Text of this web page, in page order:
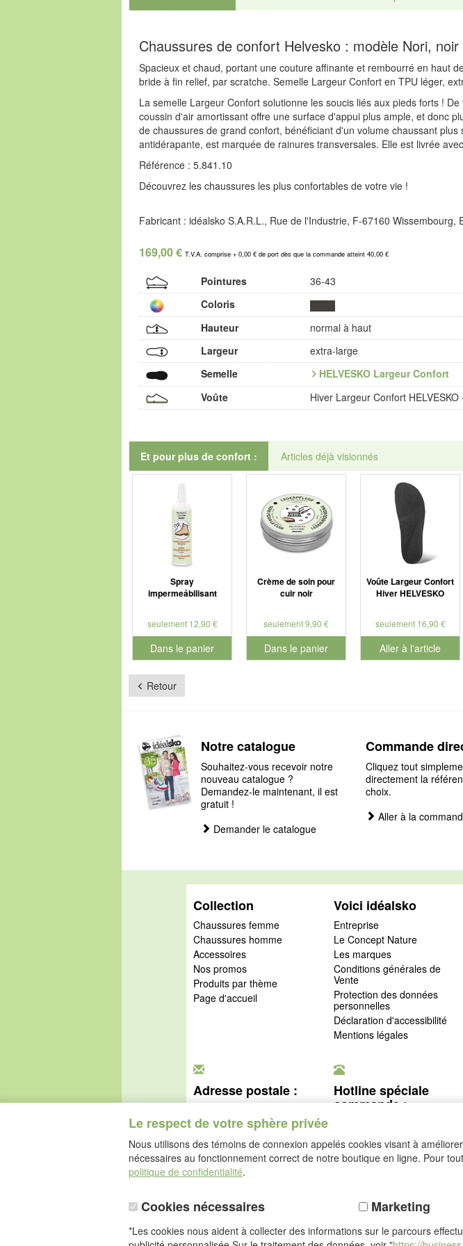
Chaussures de confort Helvesko : modèle Nori, noir
Spacieux et chaud, portant une couture affinante et rembourré en haut
bride à fin relief, par scratche. Semelle Largeur Confort en TPU léger,
La semelle Largeur Confort solutionne les soucis liés aux pieds forts !
coussin d'air amortissant offre une surface d'appui plus ample, et donc
de chaussures de grand confort, bénéficiant d'un volume chaussant
antidérapante, est marquée de rainures transversales. Elle est livrée
Référence : 5.841.10
Découvrez les chaussures les plus confortables de votre vie !
Fabricant : idéalsko S.A.R.L., Rue de l'Industrie, F-67160 Wissembourg,
169,00 € T.V.A. comprise + 0,00 € de port dès que la commande atteint 40,00 €
Pointures
36-43
Coloris
Hauteur
normal à haut
Largeur
extra-large
Semelle
HELVESKO Largeur Confort
Voûte
Hiver Largeur Confort
Et pour plus de confort : Articles déjà visionnés
Spray
impermeábilisant
seulement 12,90 €
Dans le panier
pour le numéro de produit 901126
Crème de soin pour
cuir noir
seulement 9,90 €
Dans le panier
pour le numéro de produit 901187
Voûte Largeur Confort
Hiver HELVESKO
seulement 16,90 €
Aller à l'article
Retour
Le respect de votre sphère privée
Nous utilisons des témoins de connexion appelés cookies visant à
nécessaires au fonctionnement correct de notre boutique en ligne. Pour
politique de confidentialité.
Cookies nécessaires Marketing
*Les cookies nous aident à collecter des informations sur le parcours
Notre catalogue
Souhaitez-vous recevoir notre
nouveau catalogue ?
Demandez-le maintenant, il est
gratuit !
Demander le catalogue
Commande
Cliquez tout
directement la
choix.
Aller à la
Collection
Chaussures femme
Chaussures homme
Accessoires
Nos promos
Produits par thème
Page d'accueil
Voici idéalsko
Entreprise
Le Concept Nature
Les marques
Conditions générales de
Vente
Protection des données
personnelles
Déclaration d'accessibilité
Mentions légales
Adresse postale :
Rue de l'Industrie
67160 Wissembourg
Hotline spéciale
commande :
Se rétracter